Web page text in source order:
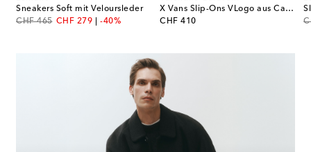
Sneakers Soft mit Veloursleder
CHF 465
original priceCHF 279
discount price
-40%
X Vans Slip-Ons VLogo aus Canvas
CHF 410
original price